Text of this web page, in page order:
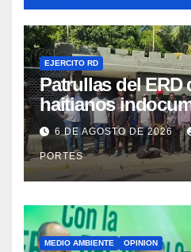
EJERCITO RD
Patrullas del ERD
haitianos
durante
Dajabón y
6 DE AGOSTO DE 2026
PORTES
MEDIO AMBIENTE OPINION